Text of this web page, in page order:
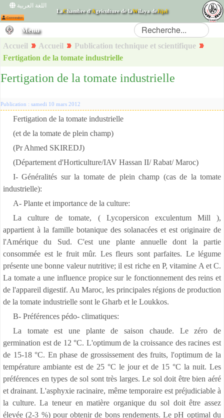
اللغة العربية
LaChambre d'Agriculture de la ilaya deJijel
Connexion
Menu
Accueil Accueil
Publication technique et scientifique
Fertigation de la tomate industrielle
Fertigation de la tomate industrielle
Publication : samedi 10 mars 2012
Fertigation de la tomate industrielle
(et de la tomate de plein champ)
(Pr Ahmed SKIREDJ)
(Département d'Horticulture/IAV Hassan II/ Rabat/ Maroc)
I- Généralités sur la tomate de plein champ (cas de la tomate
industrielle):
A- Plante et importance de la culture:
La culture de tomate, ( Lycopersicon exculentum Mill ),
appartient à la famille botanique des solanacées et est originaire de
l'Amérique du Sud. C'est une plante annuelle dont la partie
consommée est le fruit mûr. Les fleurs sont parfaites. Le légume
présente une bonne valeur nutritive; il est riche en P, vitamine A et C.
La tomate a une influence propice sur le fonctionnement des reins et
de l'appareil digestif. Au Maroc, les principales régions de production
de la tomate industrielle sont le Gharb et le Loukkos.
B- Préférences pédo- climatiques:
La tomate est une plante de saison chaude. Le zéro de
germination est de 12 °C. L'optimum de la croissance des racines est
de 15-18 °C. En phase de grossissement des fruits, l'optimum de la
température ambiante est de 25 °C le jour et de 15 °C la nuit. Les
préférences en types de sol sont très larges. Le sol doit être bien aéré
et drainant. L'asphyxie racinaire, même temporaire est préjudiciable à
la culture. La teneur en matière organique du sol doit être assez
élevée (2-3 %) pour obtenir de bons rendements. Le pH optimal du